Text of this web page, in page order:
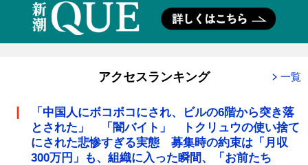
アクセスランキング 一覧
「中国人にボコボコにされ、ビルの6階から突き落
とされた」 「闇バイト」 トクリュウの使い捨て
にされた悲惨すぎる実態 募集時の約束は「月収
300万円」も、組織に入った瞬間、「お前たち